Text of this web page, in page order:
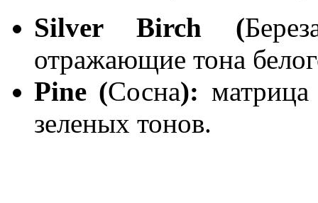
Silver Birch (
отражающие тона
Pine (Сосна):
зеленых тонов.